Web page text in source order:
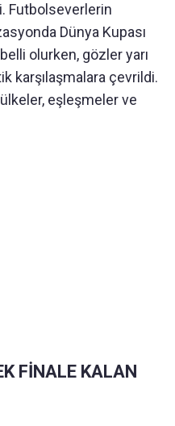
Futbolseverlerin
Dünya Kupası
olurken, gözler yarı
karşılaşmalara çevrildi.
eşleşmeler ve
FİNALE KALAN